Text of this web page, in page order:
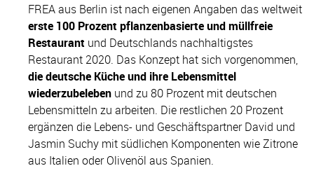
FREA aus Berlin ist nach eigenen Angaben das weltweit
erste 100 Prozent pflanzenbasierte und müllfreie
Restaurant und Deutschlands nachhaltigstes
Restaurant 2020. Das Konzept hat sich vorgenommen,
die deutsche Küche und ihre Lebensmittel
wiederzubeleben und zu 80 Prozent mit deutschen
Lebensmitteln zu arbeiten. Die restlichen 20 Prozent
ergänzen die Lebens- und Geschäftspartner David und
Jasmin Suchy mit südlichen Komponenten wie Zitrone
aus Italien oder Olivenöl aus Spanien.